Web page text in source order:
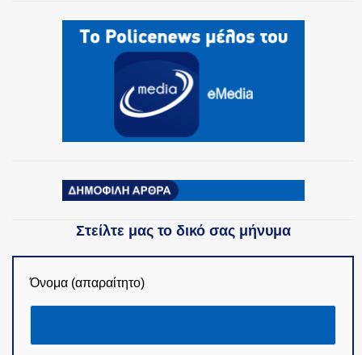
ΟΜΑΔΕΣ ΕΛ.ΑΣ.
Στείλτε μας το δικό σας μήνυμα
Όνομα (απαραίτητο)